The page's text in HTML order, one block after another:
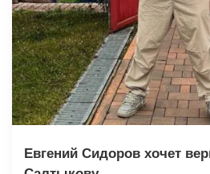
Евгений Сидоров хочет